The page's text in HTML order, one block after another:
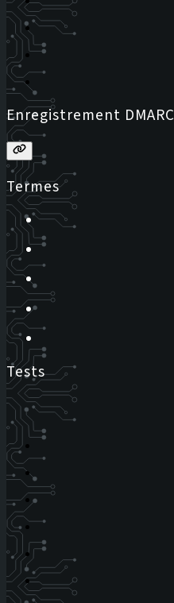
Enregistrement DMARC
Termes
Tests